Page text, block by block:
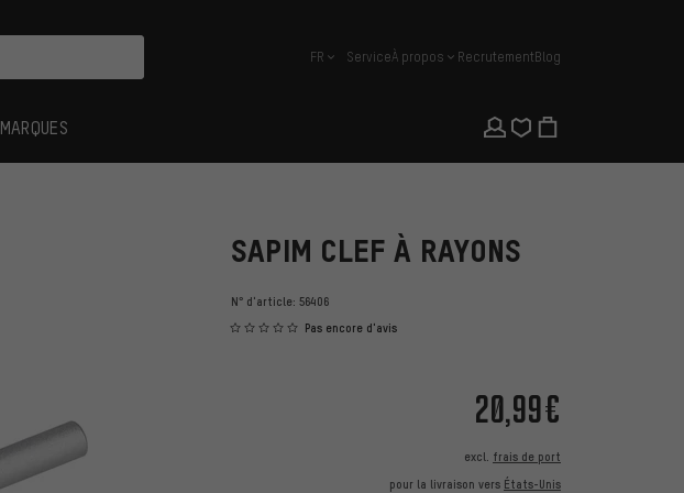
français
FR ServiceÀ propos RecrutementBlog
MARQUES
SAPIM CLEF À RAYONS
N° d'article: 56406
Pas encore d'avis
20,99€
excl. frais de port
pour la livraison vers États-Unis